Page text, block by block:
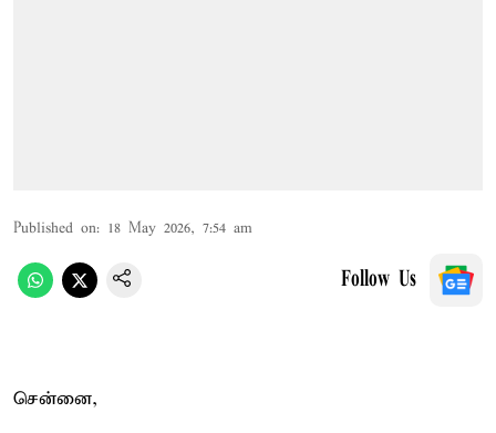
Published on: 18 May 2026, 7:54 am
Follow Us
சென்னை,